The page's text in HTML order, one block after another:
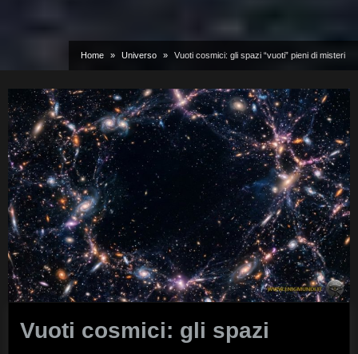
Home Universo Vuoti cosmici: gli spazi “vuoti” pieni di misteri
Vuoti cosmici: gli spazi